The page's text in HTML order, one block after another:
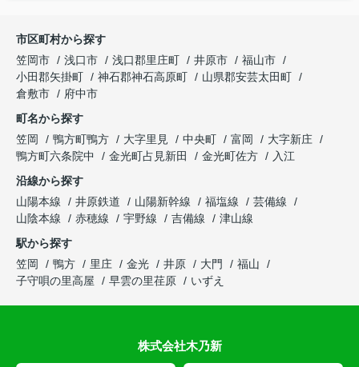
市区町村から探す
笠岡市
浅口市 浅口郡里庄町 井原市
福山市
小田郡矢掛町
神石郡神石高原町
山県郡安芸太田町
倉敷市
府中市
町名から探す
笠岡
鴨方町鴨方 大字里見 中央町 富岡
大字新庄
鴨方町六条院中
金光町占見新田 金光町佐方
入江
沿線から探す
山陽本線
井原鉄道 山陽新幹線 福塩線
芸備線
山陰本線
赤穂線 宇野線 吉備線
津山線
駅から探す
笠岡
鴨方 里庄 金光 井原 大門
福山
子守唄の里高屋
早雲の里荏原 いずえ
株式会社木乃新